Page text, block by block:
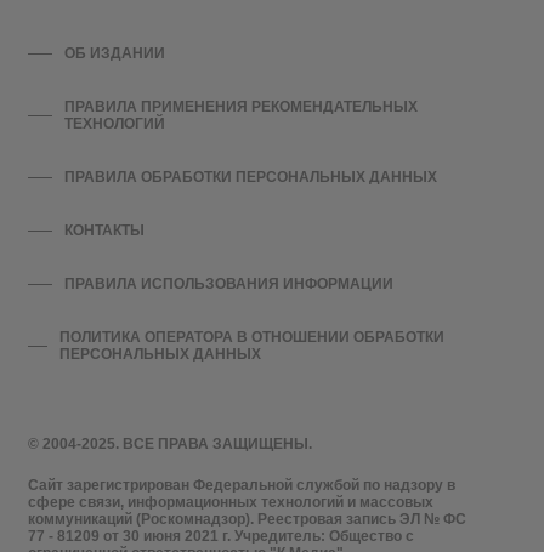
© 2004-2025. ВСЕ ПРАВА ЗАЩИЩЕНЫ.
Сайт зарегистрирован Федеральной службой по надзору в
сфере связи, информационных технологий и массовых
коммуникаций (Роскомнадзор). Реестровая запись ЭЛ № ФС
77 - 81209 от 30 июня 2021 г. Учредитель: Общество с
ОБ ИЗДАНИИ
ПРАВИЛА ПРИМЕНЕНИЯ РЕКОМЕНДАТЕЛЬНЫХ
ТЕХНОЛОГИЙ
ПРАВИЛА ОБРАБОТКИ ПЕРСОНАЛЬНЫХ ДАННЫХ
КОНТАКТЫ
ПРАВИЛА ИСПОЛЬЗОВАНИЯ ИНФОРМАЦИИ
ПОЛИТИКА ОПЕРАТОРА В ОТНОШЕНИИ ОБРАБОТКИ
ПЕРСОНАЛЬНЫХ ДАННЫХ